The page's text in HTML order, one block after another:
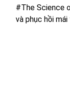
#The Science
và phục hồi